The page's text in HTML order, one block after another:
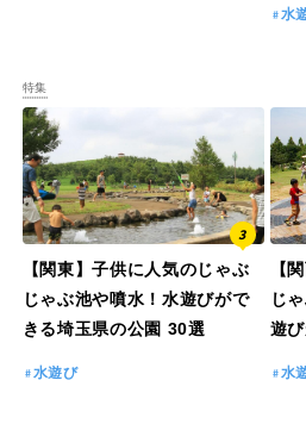
水
特集
【関東】子供に人気のじゃぶ
じゃぶ池や噴水！水遊びがで
きる埼玉県の公園 30選
水遊び
【
じ
遊
水